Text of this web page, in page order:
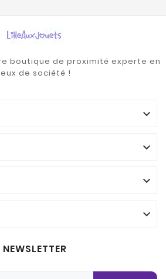
boutique de proximité experte en
de société !




NEWSLETTER